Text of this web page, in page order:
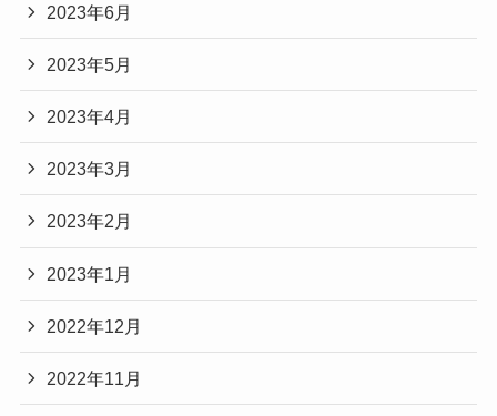
2023年6月
2023年5月
2023年4月
2023年3月
2023年2月
2023年1月
2022年12月
2022年11月